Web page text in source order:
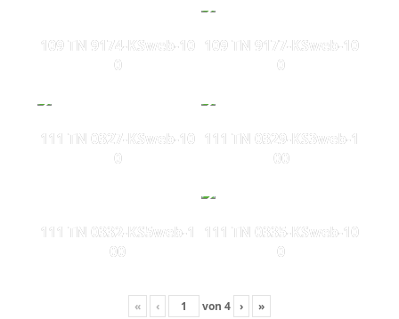
109 TN 9174-KSweb-10
0
109 TN 9177-KSweb-10
0
111 TN 0327-KSweb-10
0
111 TN 0329-KS3web-1
00
111 TN 0332-KS5web-1
00
111 TN 0335-KSweb-10
0
« ‹ von 4 › »